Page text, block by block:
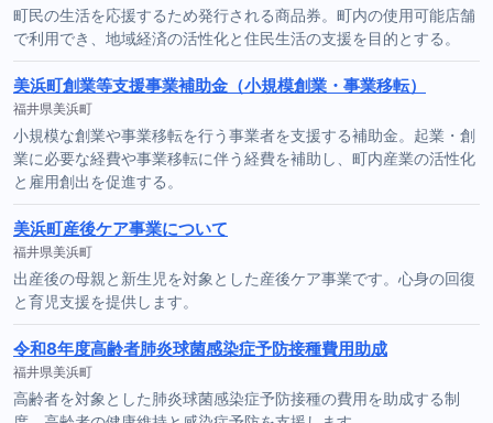
町民の生活を応援するため発行される商品券。町内の使用可能店舗
で利用でき、地域経済の活性化と住民生活の支援を目的とする。
美浜町創業等支援事業補助金（小規模創業・事業移転）
福井県美浜町
小規模な創業や事業移転を行う事業者を支援する補助金。起業・創
業に必要な経費や事業移転に伴う経費を補助し、町内産業の活性化
と雇用創出を促進する。
美浜町産後ケア事業について
福井県美浜町
出産後の母親と新生児を対象とした産後ケア事業です。心身の回復
と育児支援を提供します。
令和8年度高齢者肺炎球菌感染症予防接種費用助成
福井県美浜町
高齢者を対象とした肺炎球菌感染症予防接種の費用を助成する制